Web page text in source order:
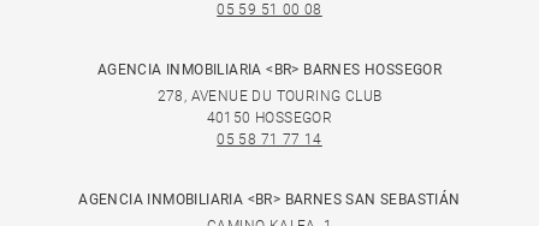
05 59 51 00 08
AGENCIA INMOBILIARIA <BR> BARNES HOSSEGOR
278, AVENUE DU TOURING CLUB
40150 HOSSEGOR
05 58 71 77 14
AGENCIA INMOBILIARIA <BR> BARNES SAN SEBASTIÁN